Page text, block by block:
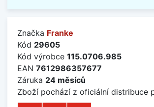
Značka Franke
Kód 29605
Kód výrobce 115.0706.985
EAN 7612986357677
Záruka 24 měsíců
Zboží pochází z oficiální distribuce